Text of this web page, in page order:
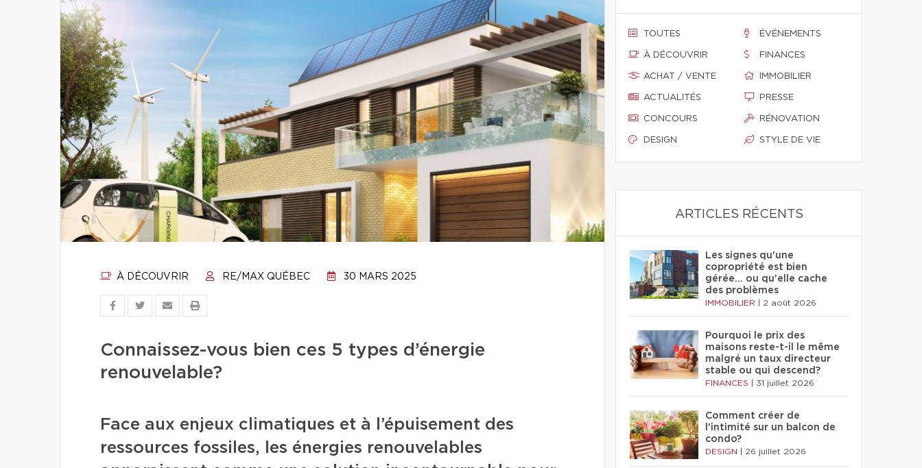
À DÉCOUVRIR RE/MAX QUÉBEC 30 MARS 2025
Connaissez-vous bien ces 5 types d’énergie
renouvelable?
Face aux enjeux climatiques et à l’épuisement des
ressources fossiles, les énergies renouvelables
TOUTES
À DÉCOUVRIR
ACHAT / VENTE
ACTUALITÉS
CONCOURS
DESIGN
ÉVÉNEMENTS
FINANCES
IMMOBILIER
PRESSE
RÉNOVATION
STYLE DE VIE
ARTICLES RÉCENTS
Les signes qu'une
copropriété est bien
gérée… ou qu'elle cache
des problèmes
IMMOBILIER 2 août 2026
Pourquoi le prix des
maisons reste-t-il le même
malgré un taux directeur
stable ou qui descend?
FINANCES 31 juillet 2026
Comment créer de
l'intimité sur un balcon de
condo?
DESIGN 26 juillet 2026